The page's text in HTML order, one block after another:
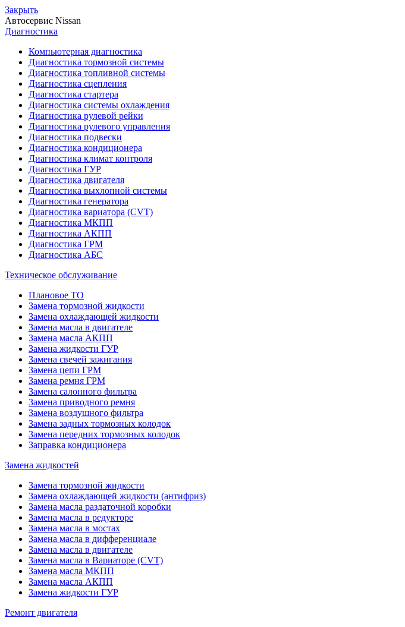
Закрыть
Автосервис Nissan
Диагностика
Компьютерная диагностика
Диагностика тормозной системы
Диагностика топливной системы
Диагностика сцепления
Диагностика стартера
Диагностика системы охлаждения
Диагностика рулевой рейки
Диагностика рулевого управления
Диагностика подвески
Диагностика кондиционера
Диагностика климат контроля
Диагностика ГУР
Диагностика двигателя
Диагностика выхлопной системы
Диагностика генератора
Диагностика вариатора (CVT)
Диагностика МКПП
Диагностика АКПП
Диагностика ГРМ
Диагностика АБС
Техническое обслуживание
Плановое ТО
Замена тормозной жидкости
Замена охлаждающей жидкости
Замена масла в двигателе
Замена масла АКПП
Замена жидкости ГУР
Замена свечей зажигания
Замена цепи ГРМ
Замена ремня ГРМ
Замена салонного фильтра
Замена приводного ремня
Замена воздушного фильтра
Замена задных тормозных колодок
Замена передних тормозных колодок
Заправка кондиционера
Замена жидкостей
Замена тормозной жидкости
Замена охлаждающей жидкости (антифриз)
Замена масла раздаточной коробки
Замена масла в редукторе
Замена масла в мостах
Замена масла в дифференциале
Замена масла в двигателе
Замена масла в Вариаторе (CVT)
Замена масла МКПП
Замена масла АКПП
Замена жидкости ГУР
Ремонт двигателя